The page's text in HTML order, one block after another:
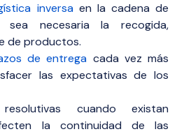
inversaen la cadena de
sea necesaria la recogida,
de productos.
de entrega cada vez más
las expectativas de los
cuando existan
la continuidad de las